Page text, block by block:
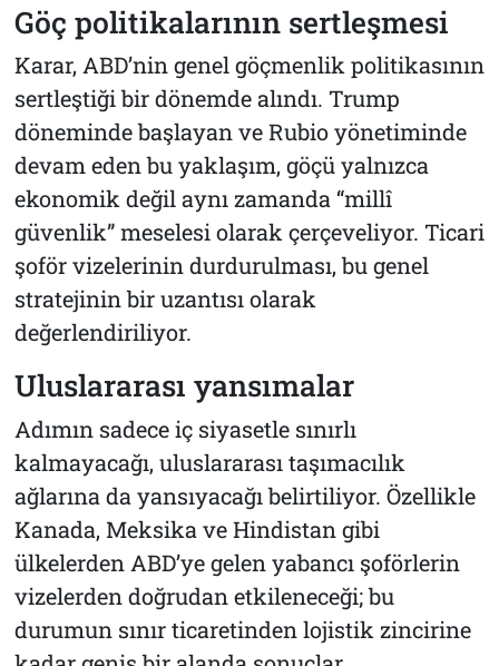
Göç politikalarının sertleşmesi
Karar, ABD’nin genel göçmenlik politikasının
sertleştiği bir dönemde alındı. Trump
döneminde başlayan ve Rubio yönetiminde
devam eden bu yaklaşım, göçü yalnızca
ekonomik değil aynı zamanda “millî
güvenlik” meselesi olarak çerçeveliyor. Ticari
şoför vizelerinin durdurulması, bu genel
stratejinin bir uzantısı olarak
değerlendiriliyor.
Uluslararası yansımalar
Adımın sadece iç siyasetle sınırlı
kalmayacağı, uluslararası taşımacılık
ağlarına da yansıyacağı belirtiliyor. Özellikle
Kanada, Meksika ve Hindistan gibi
ülkelerden ABD’ye gelen yabancı şoförlerin
vizelerden doğrudan etkileneceği; bu
durumun sınır ticaretinden lojistik zincirine